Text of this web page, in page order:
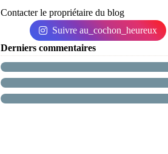
Contacter le propriétaire du blog
Suivre au_cochon_heureux
Derniers commentaires